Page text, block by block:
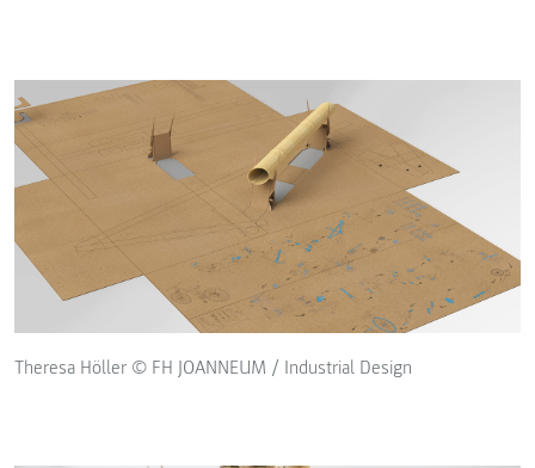
Theresa Höller © FH JOANNEUM / Industrial Design